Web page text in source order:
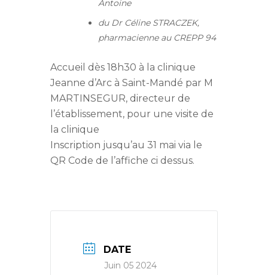
Antoine
du Dr Céline STRACZEK,
pharmacienne au CREPP 94
Accueil dès 18h30 à la clinique
Jeanne d’Arc à Saint-Mandé par M
MARTINSEGUR, directeur de
l’établissement, pour une visite de
la clinique
Inscription jusqu’au 31 mai via le
QR Code de l’affiche ci dessus.
DATE
Juin 05 2024